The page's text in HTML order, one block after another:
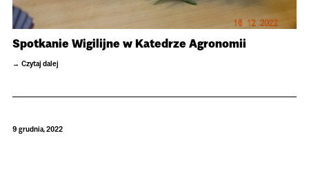
Spotkanie Wigilijne w Katedrze Agronomii
Czytaj dalej
9 grudnia, 2022